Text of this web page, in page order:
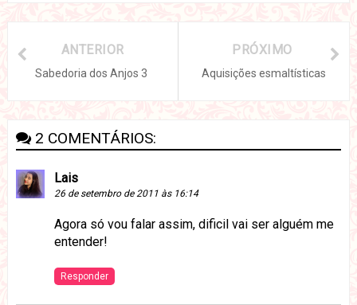
PRÓXIMO
Aquisições esmaltísticas
ANTERIOR
Sabedoria dos Anjos 3
2 COMENTÁRIOS:
Lais
26 de setembro de 2011 às 16:14
Agora só vou falar assim, dificil vai ser alguém me
entender!
Responder